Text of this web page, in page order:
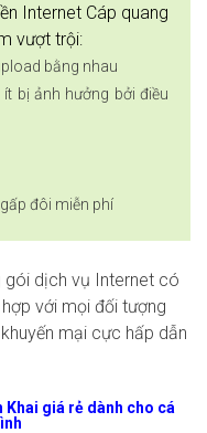
Internet Cáp quang
vượt trội:
bằng nhau
bị ảnh hưởng bởi điều
đôi miễn phí
gói dịch vụ Internet có
với mọi đối tượng
mại cực hấp dẫn
giá rẻ dành cho cá